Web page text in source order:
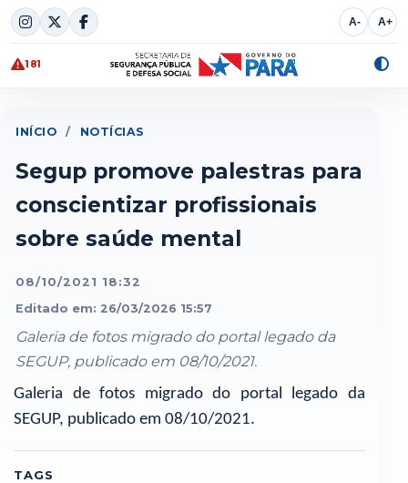
Skip
to
content
A- A+
181
INÍCIO / NOTÍCIAS
Segup promove palestras para
conscientizar profissionais
sobre saúde mental
08/10/2021 18:32
Editado em: 26/03/2026 15:57
Galeria de fotos migrado do portal legado da
SEGUP, publicado em 08/10/2021.
Galeria de fotos migrado do portal legado da
SEGUP, publicado em 08/10/2021.
TAGS